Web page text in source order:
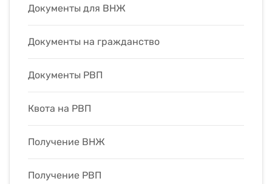
Документы для ВНЖ
Документы на гражданство
Документы РВП
Квота на РВП
Получение ВНЖ
Получение РВП